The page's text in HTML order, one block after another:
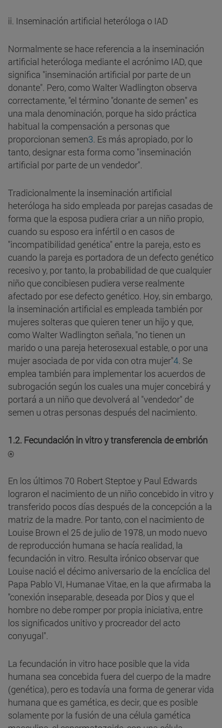
ii. Inseminación artificial heteróloga o IAD
Normalmente se hace referencia a la inseminación
artificial heteróloga mediante el acrónimo IAD, que
significa "inseminación artificial por parte de un
donante". Pero, como Walter Wadlington observa
correctamente, "el término "donante de semen" es
una mala denominación, porque ha sido práctica
habitual la compensación a personas que
proporcionan semen3. Es más apropiado, por lo
tanto, designar esta forma como "inseminación
artificial por parte de un vendedor".
Tradicionalmente la inseminación artificial
heteróloga ha sido empleada por parejas casadas de
forma que la esposa pudiera criar a un niño propio,
cuando su esposo era infértil o en casos de
"incompatibilidad genética" entre la pareja, esto es
cuando la pareja es portadora de un defecto genético
recesivo y, por tanto, la probabilidad de que cualquier
niño que concibiesen pudiera verse realmente
afectado por ese defecto genético. Hoy, sin embargo,
la inseminación artificial es empleada también por
mujeres solteras que quieren tener un hijo y que,
como Walter Wadlington señala, "no tienen un
marido o una pareja heterosexual estable, o por una
mujer asociada de por vida con otra mujer"4. Se
emplea también para implementar los acuerdos de
subrogación según los cuales una mujer concebirá y
portará a un niño que devolverá al "vendedor" de
semen u otras personas después del nacimiento.
1.2. Fecundación in vitro y transferencia de embrión
En los últimos 70 Robert Steptoe y Paul Edwards
lograron el nacimiento de un niño concebido in vitro y
transferido pocos días después de la concepción a la
matriz de la madre. Por tanto, con el nacimiento de
Louise Brown el 25 de julio de 1978, un modo nuevo
de reproducción humana se hacía realidad, la
fecundación in vitro. Resulta irónico observar que
Louise nació el décimo aniversario de la encíclica del
Papa Pablo VI, Humanae Vitae, en la que afirmaba la
"conexión inseparable, deseada por Dios y que el
hombre no debe romper por propia iniciativa, entre
los significados unitivo y procreador del acto
conyugal".
La fecundación in vitro hace posible que la vida
humana sea concebida fuera del cuerpo de la madre
(genética), pero es todavía una forma de generar vida
humana que es gamética, es decir, que es posible
solamente por la fusión de una célula gamética